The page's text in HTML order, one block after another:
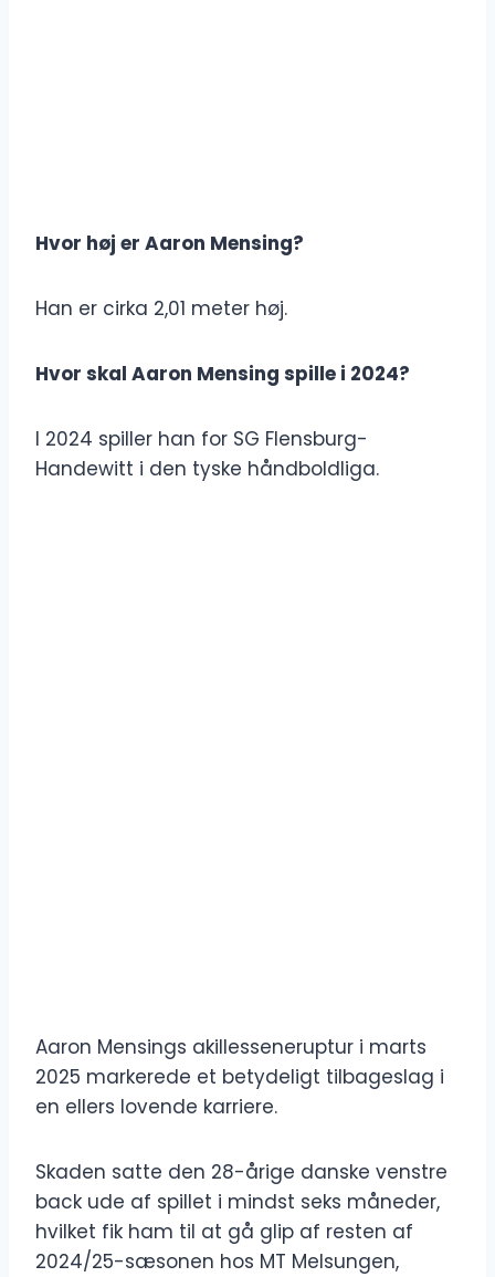
Hvor høj er Aaron Mensing?
Han er cirka 2,01 meter høj.
Hvor skal Aaron Mensing spille i 2024?
I 2024 spiller han for SG Flensburg-
Handewitt i den tyske håndboldliga.
Aaron Mensings akillesseneruptur i marts
2025 markerede et betydeligt tilbageslag i
en ellers lovende karriere.
Skaden satte den 28-årige danske venstre
back ude af spillet i mindst seks måneder,
hvilket fik ham til at gå glip af resten af ​​
2024/25-sæsonen hos MT Melsungen,